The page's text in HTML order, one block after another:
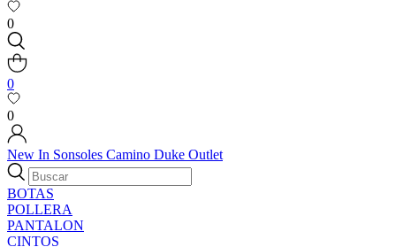
0
0
0
New In Sonsoles Camino Duke Outlet
BOTAS
POLLERA
PANTALON
CINTOS